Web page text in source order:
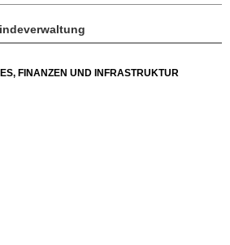
FINANZEN UND INFRASTRUKTUR